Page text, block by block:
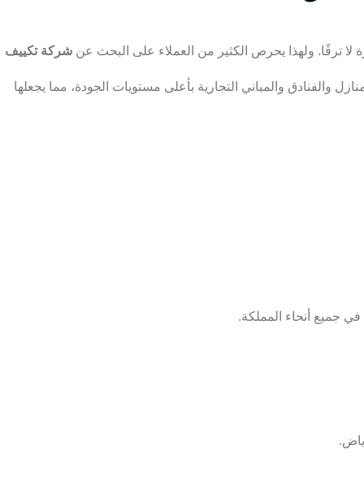
ترفًا. ولهذا يحرص الكثير من العملاء على البحث عن شركة تكييف
والمباني التجارية بأعلى مستويات الجودة، مما يجعلها
جميع أنحاء المملكة.